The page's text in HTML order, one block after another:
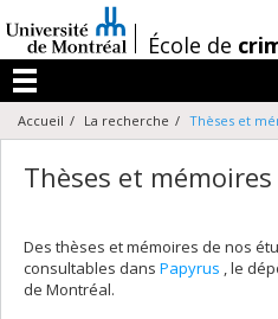
au
contenu
/École de
Menu
Accueil La recherche Thèses et
Thèses et mémoires
Des thèses et mémoires de nos
consultables dans Papyrus , le
de Montréal.